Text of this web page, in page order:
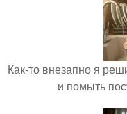
Как-то внезапно я
и помыть